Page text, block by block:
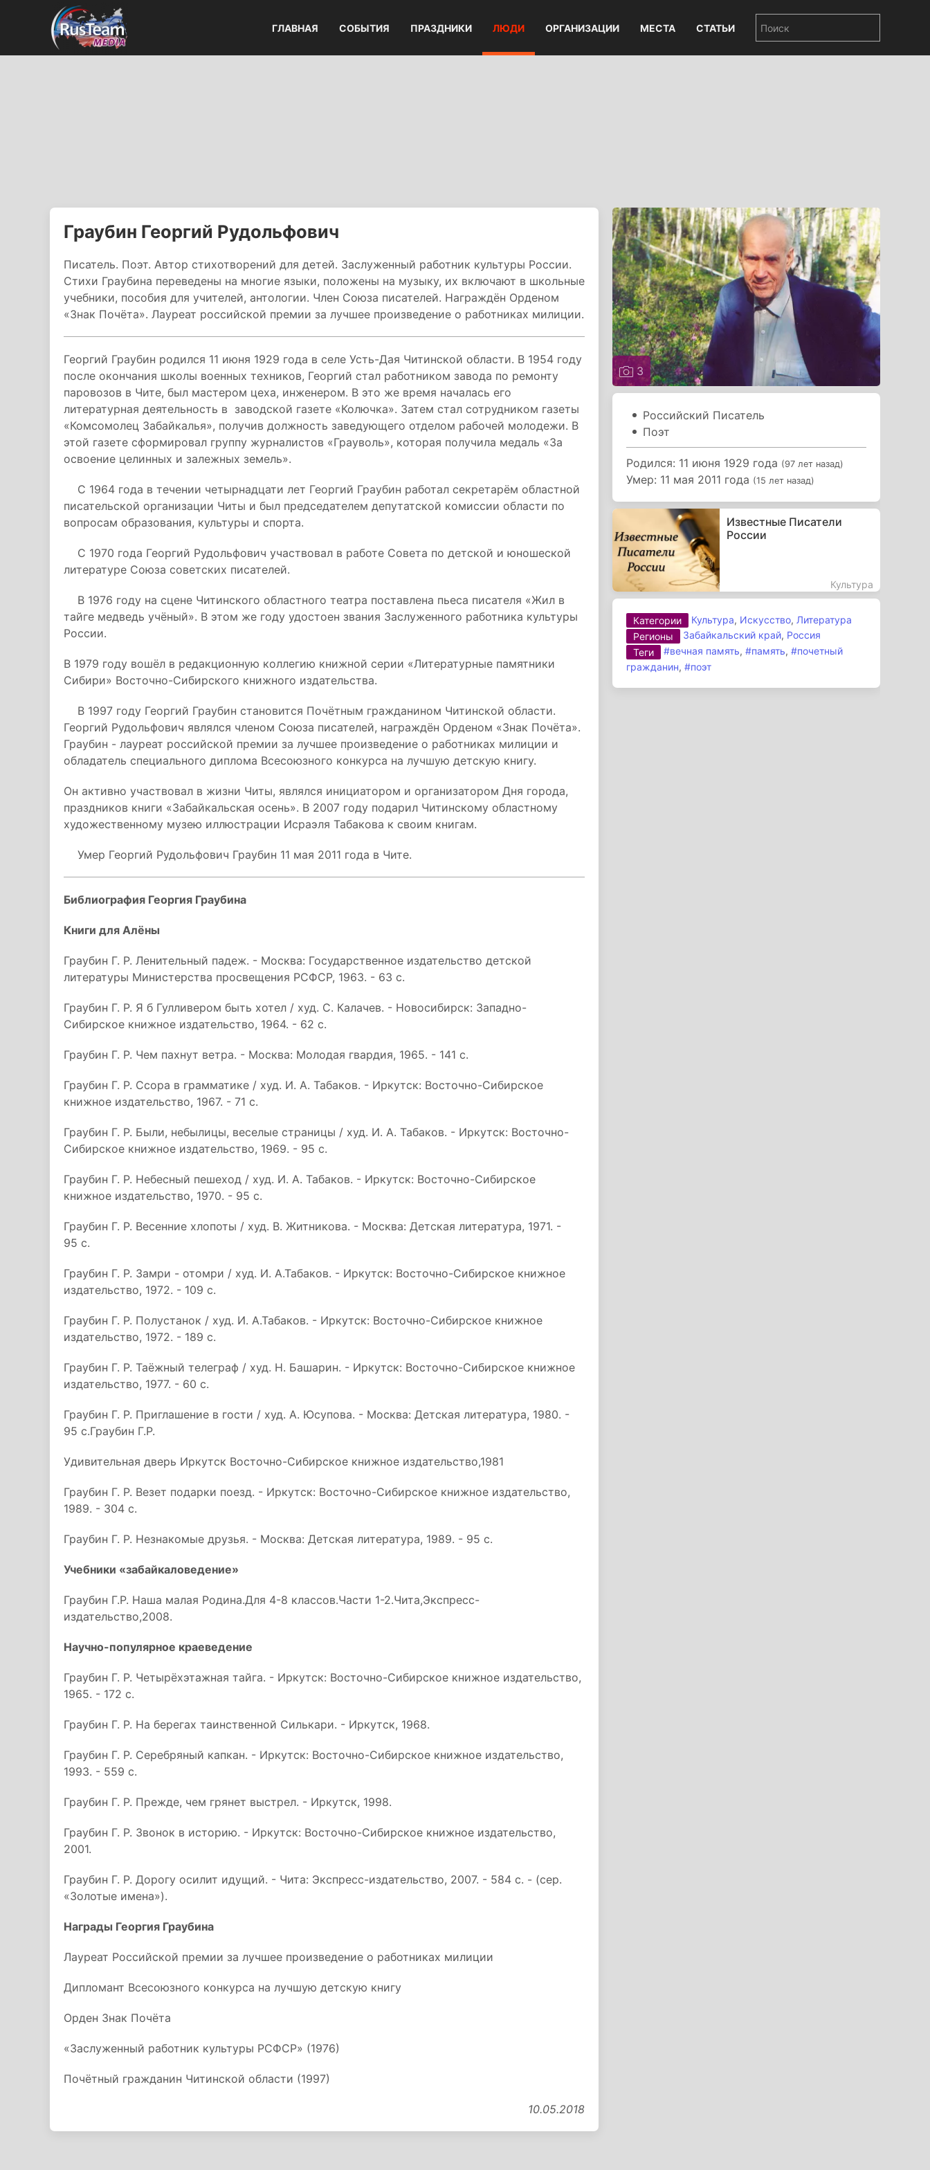
ГЛАВНАЯ СОБЫТИЯ ПРАЗДНИКИ ЛЮДИ ОРГАНИЗАЦИИ МЕСТА СТАТЬИ
Граубин Георгий Рудольфович
Писатель. Поэт. Автор стихотворений для детей. Заслуженный работник культуры России.
Стихи Граубина переведены на многие языки, положены на музыку, их включают в школьные
учебники, пособия для учителей, антологии. Член Союза писателей. Награждён Орденом
«Знак Почёта». Лауреат российской премии за лучшее произведение о работниках милиции.
Георгий Граубин родился 11 июня 1929 года в селе Усть-Дая Читинской области. В 1954 году
после окончания школы военных техников, Георгий стал работником завода по ремонту
паровозов в Чите, был мастером цеха, инженером. В это же время началась его
литературная деятельность в заводской газете «Колючка». Затем стал сотрудником газеты
«Комсомолец Забайкалья», получив должность заведующего отделом рабочей молодежи. В
этой газете сформировал группу журналистов «Грауволь», которая получила медаль «За
освоение целинных и залежных земель».
С 1964 года в течении четырнадцати лет Георгий Граубин работал секретарём областной
писательской организации Читы и был председателем депутатской комиссии области по
вопросам образования, культуры и спорта.
С 1970 года Георгий Рудольфович участвовал в работе Совета по детской и юношеской
литературе Союза советских писателей.
В 1976 году на сцене Читинского областного театра поставлена пьеса писателя «Жил в
тайге медведь учёный». В этом же году удостоен звания Заслуженного работника культуры
России.
В 1979 году вошёл в редакционную коллегию книжной серии «Литературные памятники
Сибири» Восточно-Сибирского книжного издательства.
В 1997 году Георгий Граубин становится Почётным гражданином Читинской области.
Георгий Рудольфович являлся членом Союза писателей, награждён Орденом «Знак Почёта».
Граубин - лауреат российской премии за лучшее произведение о работниках милиции и
обладатель специального диплома Всесоюзного конкурса на лучшую детскую книгу.
Он активно участвовал в жизни Читы, являлся инициатором и организатором Дня города,
праздников книги «Забайкальская осень». В 2007 году подарил Читинскому областному
художественному музею иллюстрации Исраэля Табакова к своим книгам.
Умер Георгий Рудольфович Граубин 11 мая 2011 года в Чите.
Библиография Георгия Граубина
Книги для Алёны
Граубин Г. Р. Ленительный падеж. - Москва: Государственное издательство детской
литературы Министерства просвещения РСФСР, 1963. - 63 с.
Граубин Г. Р. Я б Гулливером быть хотел / худ. С. Калачев. - Новосибирск: Западно-
Сибирское книжное издательство, 1964. - 62 с.
Граубин Г. Р. Чем пахнут ветра. - Москва: Молодая гвардия, 1965. - 141 с.
Граубин Г. Р. Ссора в грамматике / худ. И. А. Табаков. - Иркутск: Восточно-Сибирское
книжное издательство, 1967. - 71 с.
Граубин Г. Р. Были, небылицы, веселые страницы / худ. И. А. Табаков. - Иркутск: Восточно-
Сибирское книжное издательство, 1969. - 95 с.
Граубин Г. Р. Небесный пешеход / худ. И. А. Табаков. - Иркутск: Восточно-Сибирское
книжное издательство, 1970. - 95 с.
Граубин Г. Р. Весенние хлопоты / худ. В. Житникова. - Москва: Детская литература, 1971. -
95 с.
Граубин Г. Р. Замри - отомри / худ. И. А.Табаков. - Иркутск: Восточно-Сибирское книжное
издательство, 1972. - 109 с.
Граубин Г. Р. Полустанок / худ. И. А.Табаков. - Иркутск: Восточно-Сибирское книжное
издательство, 1972. - 189 с.
Граубин Г. Р. Таёжный телеграф / худ. Н. Башарин. - Иркутск: Восточно-Сибирское книжное
издательство, 1977. - 60 с.
Граубин Г. Р. Приглашение в гости / худ. А. Юсупова. - Москва: Детская литература, 1980. -
95 с.Граубин Г.Р.
Удивительная дверь Иркутск Восточно-Сибирское книжное издательство,1981
Граубин Г. Р. Везет подарки поезд. - Иркутск: Восточно-Сибирское книжное издательство,
1989. - 304 с.
Граубин Г. Р. Незнакомые друзья. - Москва: Детская литература, 1989. - 95 с.
Учебники «забайкаловедениe»
Граубин Г.Р. Наша малая Родина.Для 4-8 классов.Части 1-2.Чита,Экспресс-
издательство,2008.
Научно-популярное краеведение
Граубин Г. Р. Четырёхэтажная тайга. - Иркутск: Восточно-Сибирское книжное издательство,
1965. - 172 с.
Граубин Г. Р. На берегах таинственной Силькари. - Иркутск, 1968.
Граубин Г. Р. Серебряный капкан. - Иркутск: Восточно-Сибирское книжное издательство,
1993. - 559 с.
Граубин Г. Р. Прежде, чем грянет выстрел. - Иркутск, 1998.
Граубин Г. Р. Звонок в историю. - Иркутск: Восточно-Сибирское книжное издательство,
2001.
Граубин Г. Р. Дорогу осилит идущий. - Чита: Экспресс-издательство, 2007. - 584 с. - (сер.
«Золотые имена»).
Награды Георгия Граубина
Лауреат Российской премии за лучшее произведение о работниках милиции
Дипломант Всесоюзного конкурса на лучшую детскую книгу
Орден Знак Почёта
«Заслуженный работник культуры РСФСР» (1976)
Почётный гражданин Читинской области (1997)
10.05.2018
3
Российский Писатель
Поэт
Родился: 11 июня 1929 года (97 лет назад)
Умер: 11 мая 2011 года (15 лет назад)
Известные Писатели
России
Культура
Категории Культура, Искусство, Литература
Регионы
Забайкальский край, Россия
Теги
#вечная память,#память,#почетный
гражданин,#поэт